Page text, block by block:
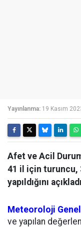
Yayınlanma: 19 Kasım
Afet ve Acil
41 il için turuncu,
yapıldığını
Meteoroloji
ve yapılan